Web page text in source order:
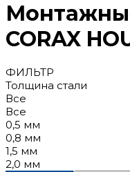
CORAX
ФИЛЬТР
Толщина стали
Все
Все
0,5 мм
0,8 мм
1,5 мм
2,0 мм